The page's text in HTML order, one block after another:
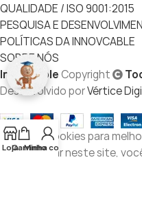
QUALIDADE / ISO 9001:2015
PESQUISA E
POLÍTICAS DA INNOVCABLE
SOBRE NÓS
InnovcableCopyright
Desenvolvido porVértice
LojaCarrinho
Minha conta
Usamos cookies para
Ao navegar neste site,